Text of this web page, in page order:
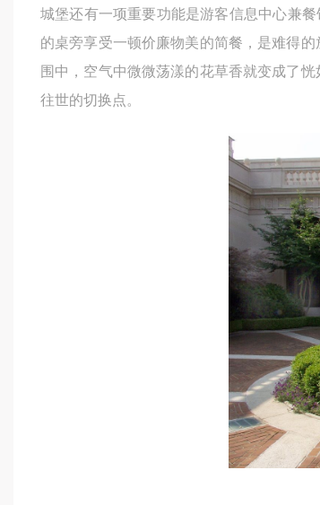
城堡还有一项重要功能是游客信息中心兼
的桌旁享受一顿价廉物美的简餐，是难得
围中，空气中微微荡漾的花草香就变成了
往世的切换点。
本次活动公
险，参加者
第二条
参加本次活
上）未成年
第四条
参加活动者
安全保险。
担人身事故
动的组织实
加本次活动
第五条
参加活动者
本次活动公
险，参加者
第二条
参加本次活
上）未成年
第四条
参加活动者
安全保险。
担人身事故
动的组织实
加本次活动
第五条
参加活动者
本次活动公
险，参加者
第二条
参加本次活
上）未成年
第四条
参加活动者
安全保险。
担人身事故
动的组织实
加本次活动
第五条
参加活动者